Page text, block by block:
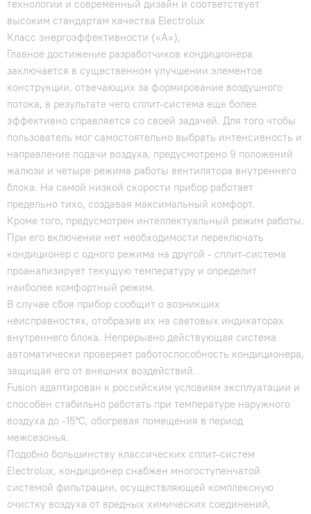
технологии и современный дизайн и соответствует
высоким стандартам качества Electrolux
Класс энергоэффективности («А»),
Главное достижение разработчиков кондиционера
заключается в существенном улучшении элементов
конструкции, отвечающих за формирование воздушного
потока, в результате чего сплит-система еще более
эффективно справляется со своей задачей. Для того чтобы
пользователь мог самостоятельно выбрать интенсивность и
направление подачи воздуха, предусмотрено 9 положений
жалюзи и четыре режима работы вентилятора внутреннего
блока. На самой низкой скорости прибор работает
предельно тихо, создавая максимальный комфорт.
Кроме того, предусмотрен интеллектуальный режим работы.
При его включении нет необходимости переключать
кондиционер с одного режима на другой - сплит-система
проанализирует текущую температуру и определит
наиболее комфортный режим.
В случае сбоя прибор сообщит о возникших
неисправностях, отобразив их на световых индикаторах
внутреннего блока. Непрерывно действующая система
автоматически проверяет работоспособность кондиционера,
защищая его от внешних воздействий.
Fusion адаптирован к российским условиям эксплуатации и
способен стабильно работать при температуре наружного
воздуха до -15°С, обогревая помещения в период
межсезонья.
Подобно большинству классических сплит-систем
Electrolux, кондиционер снабжен многоступенчатой
системой фильтрации, осуществляющей комплексную
очистку воздуха от вредных химических соединений,